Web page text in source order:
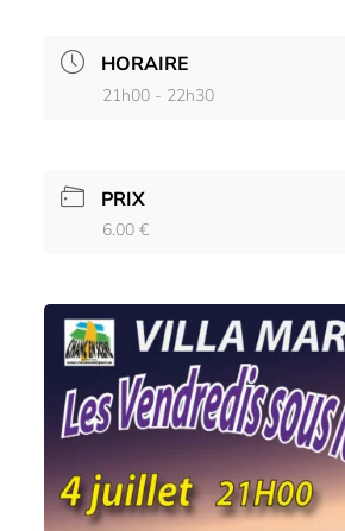
HORAIRE
21h00 - 22h30
PRIX
6.00 €